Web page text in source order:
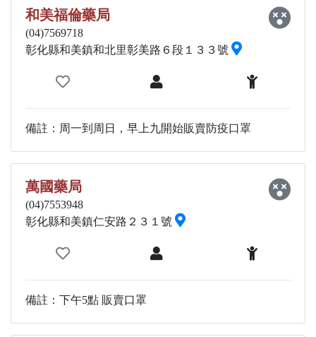
和美福倫藥局
(04)7569718
彰化縣和美鎮和北里彰美路６段１３３號
備註：周一到周日，早上九開始販賣防疫口罩
萬國藥局
(04)7553948
彰化縣和美鎮仁安路２３１號
備註：下午5點 販賣口罩